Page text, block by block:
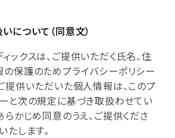
について（同意文）
ックスは、ご提供いただく氏名、住
保護のためプライバシーポリシー
提供いただいた個人情報は、このプ
と次の規定に基づき取扱わせてい
らかじめ同意のうえ、ご提供くださ
たします。